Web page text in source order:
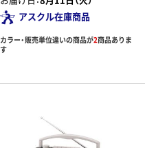
アスクル在庫商品
カラー・販売単位違いの商品が2商品ありま
す